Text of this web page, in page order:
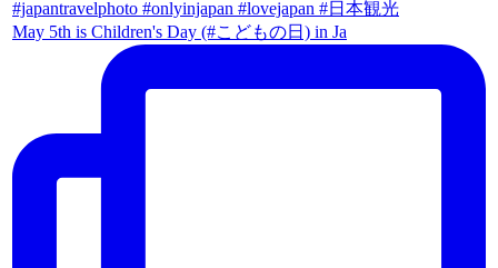
May 5th is Children's Day (#こどもの日) in Ja